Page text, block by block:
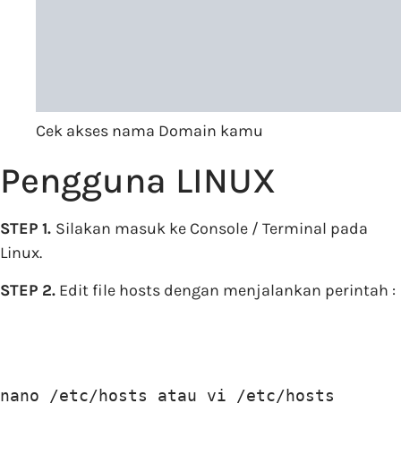
Cek akses nama Domain kamu
Pengguna LINUX
STEP 1. Silakan masuk ke Console / Terminal pada
Linux.
STEP 2. Edit file hosts dengan menjalankan perintah :
nano /etc/hosts atau vi /etc/hosts